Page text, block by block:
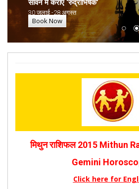
सावन में कराएं ‘रुद्राभिषेक’
30 जुलाई -28 अगस्त
Book Now
मिथुन राशिफल 2015 Mithun
Gemini
Click here for